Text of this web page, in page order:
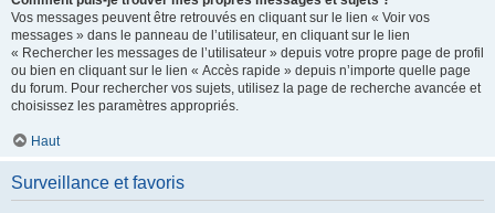
Vos messages peuvent être retrouvés en cliquant sur le lien « Voir vos
messages » dans le panneau de l’utilisateur, en cliquant sur le lien
« Rechercher les messages de l’utilisateur » depuis votre propre page de profil
ou bien en cliquant sur le lien « Accès rapide » depuis n’importe quelle page
du forum. Pour rechercher vos sujets, utilisez la page de recherche avancée et
choisissez les paramètres appropriés.
Haut
Surveillance et favoris